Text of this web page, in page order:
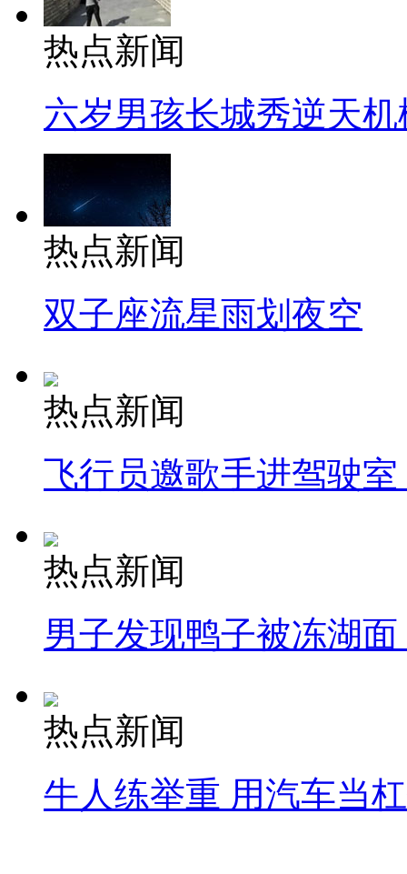
热点新闻
六岁男孩长城秀逆天机
热点新闻
双子座流星雨划夜空
热点新闻
飞行员邀歌手进驾驶
热点新闻
男子发现鸭子被冻湖
热点新闻
牛人练举重 用汽车当